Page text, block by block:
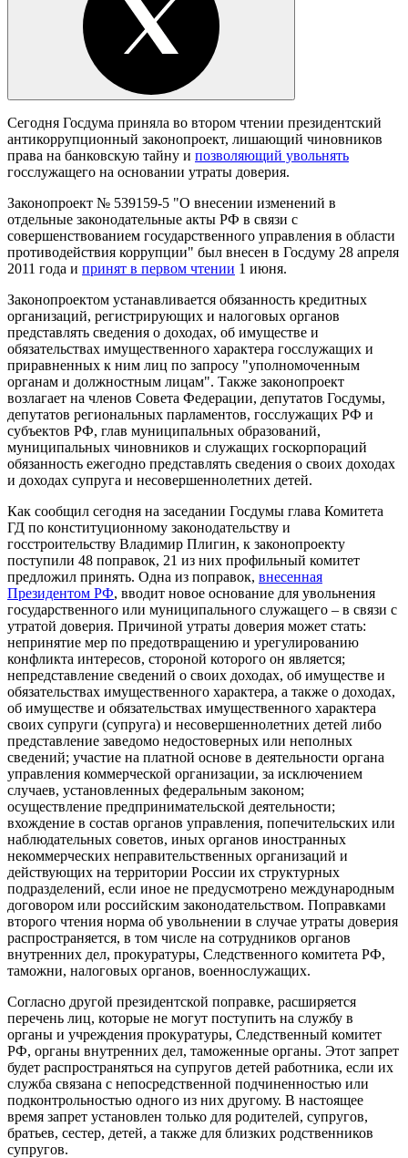
Сегодня Госдума приняла во втором чтении президентский
антикоррупционный законопроект, лишающий чиновников
права на банковскую тайну и позволяющий увольнять
госслужащего на основании утраты доверия.
Законопроект № 539159-5 "О внесении изменений в
отдельные законодательные акты РФ в связи с
совершенствованием государственного управления в области
противодействия коррупции" был внесен в Госдуму 28 апреля
2011 года и принят в первом чтении 1 июня.
Законопроектом устанавливается обязанность кредитных
организаций, регистрирующих и налоговых органов
представлять сведения о доходах, об имуществе и
обязательствах имущественного характера госслужащих и
приравненных к ним лиц по запросу "уполномоченным
органам и должностным лицам". Также законопроект
возлагает на членов Совета Федерации, депутатов Госдумы,
депутатов региональных парламентов, госслужащих РФ и
субъектов РФ, глав муниципальных образований,
муниципальных чиновников и служащих госкорпораций
обязанность ежегодно представлять сведения о своих доходах
и доходах супруга и несовершеннолетних детей.
Как сообщил сегодня на заседании Госдумы глава Комитета
ГД по конституционному законодательству и
госстроительству Владимир Плигин, к законопроекту
поступили 48 поправок, 21 из них профильный комитет
предложил принять. Одна из поправок, внесенная
Президентом РФ, вводит новое основание для увольнения
государственного или муниципального служащего – в связи с
утратой доверия. Причиной утраты доверия может стать:
непринятие мер по предотвращению и урегулированию
конфликта интересов, стороной которого он является;
непредставление сведений о своих доходах, об имуществе и
обязательствах имущественного характера, а также о доходах,
об имуществе и обязательствах имущественного характера
своих супруги (супруга) и несовершеннолетних детей либо
представление заведомо недостоверных или неполных
сведений; участие на платной основе в деятельности органа
управления коммерческой организации, за исключением
случаев, установленных федеральным законом;
осуществление предпринимательской деятельности;
вхождение в состав органов управления, попечительских или
наблюдательных советов, иных органов иностранных
некоммерческих неправительственных организаций и
действующих на территории России их структурных
подразделений, если иное не предусмотрено международным
договором или российским законодательством. Поправками
второго чтения норма об увольнении в случае утраты доверия
распространяется, в том числе на сотрудников органов
внутренних дел, прокуратуры, Следственного комитета РФ,
таможни, налоговых органов, военнослужащих.
Согласно другой президентской поправке, расширяется
перечень лиц, которые не могут поступить на службу в
органы и учреждения прокуратуры, Следственный комитет
РФ, органы внутренних дел, таможенные органы. Этот запрет
будет распространяться на супругов детей работника, если их
служба связана с непосредственной подчиненностью или
подконтрольностью одного из них другому. В настоящее
время запрет установлен только для родителей, супругов,
братьев, сестер, детей, а также для близких родственников
супругов.